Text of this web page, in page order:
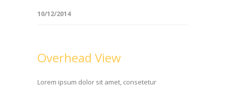
10/12/2014
Overhead View
Lorem ipsum dolor sit amet, consetetur